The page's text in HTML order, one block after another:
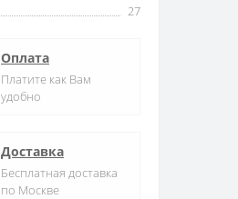
27
Оплата
Платите как Вам
удобно
Доставка
Бесплатная доставка
по Москве